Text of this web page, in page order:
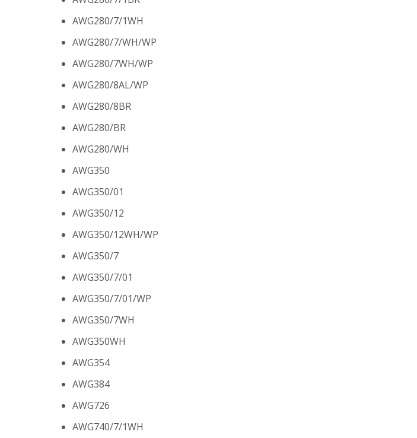
AWG280/7/1WH
AWG280/7/WH/WP
AWG280/7WH/WP
AWG280/8AL/WP
AWG280/8BR
AWG280/BR
AWG280/WH
AWG350
AWG350/01
AWG350/12
AWG350/12WH/WP
AWG350/7
AWG350/7/01
AWG350/7/01/WP
AWG350/7WH
AWG350WH
AWG354
AWG384
AWG726
AWG740/7/1WH